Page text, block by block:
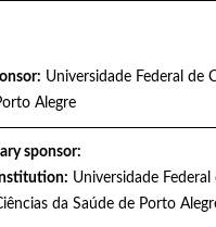
Universidade Federal de
Alegre
sponsor:
Universidade Federal
da Saúde de Porto